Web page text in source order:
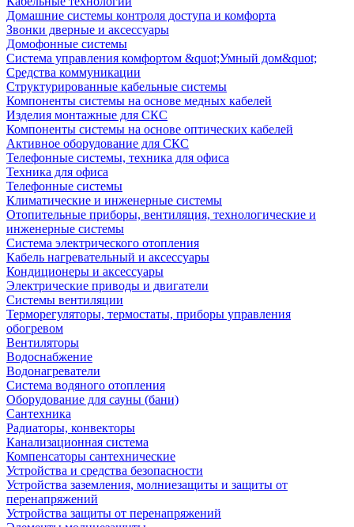
Домашние системы контроля доступа и комфорта
Звонки дверные и аксессуары
Домофонные системы
Система управления комфортом &quot;Умный дом&quot;
Средства коммуникации
Структурированные кабельные системы
Компоненты системы на основе медных кабелей
Изделия монтажные для СКС
Компоненты системы на основе оптических кабелей
Активное оборудование для СКС
Телефонные системы, техника для офиса
Техника для офиса
Телефонные системы
Климатические и инженерные системы
Отопительные приборы, вентиляция, технологические и
инженерные системы
Система электрического отопления
Кабель нагревательный и аксессуары
Кондиционеры и аксессуары
Электрические приводы и двигатели
Системы вентиляции
Терморегуляторы, термостаты, приборы управления
обогревом
Вентиляторы
Водоснабжение
Водонагреватели
Система водяного отопления
Оборудование для сауны (бани)
Сантехника
Радиаторы, конвекторы
Канализационная система
Компенсаторы сантехнические
Устройства и средства безопасности
Устройства заземления, молниезащиты и защиты от
перенапряжений
Устройства защиты от перенапряжений